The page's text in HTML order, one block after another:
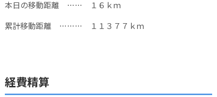
本日の移動距離 …… １６ｋｍ
累計移動距離 ……… １１３７７ｋｍ
経費精算